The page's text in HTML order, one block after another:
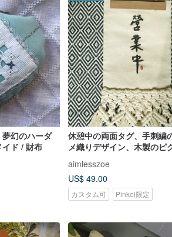
幻のハーダ
イド / 財布
休憩中の両面タグ、手刺繍
メ織りデザイン、木製のピ
aimlesszoe
US$ 49.00
カスタム可 Pinkoi限定